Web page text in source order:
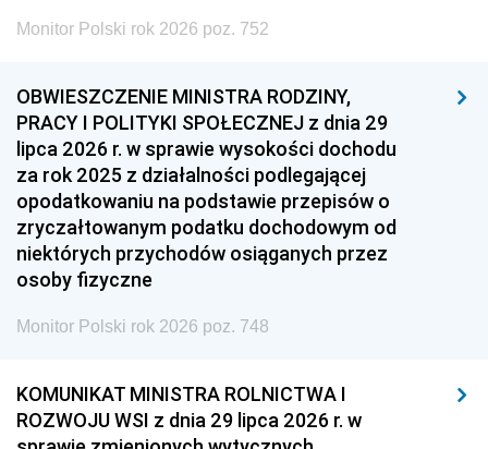
Monitor Polski rok 2026 poz. 752
OBWIESZCZENIE MINISTRA RODZINY,
PRACY I POLITYKI SPOŁECZNEJ z dnia 29
lipca 2026 r. w sprawie wysokości dochodu
za rok 2025 z działalności podlegającej
opodatkowaniu na podstawie przepisów o
zryczałtowanym podatku dochodowym od
niektórych przychodów osiąganych przez
osoby fizyczne
Monitor Polski rok 2026 poz. 748
KOMUNIKAT MINISTRA ROLNICTWA I
ROZWOJU WSI z dnia 29 lipca 2026 r. w